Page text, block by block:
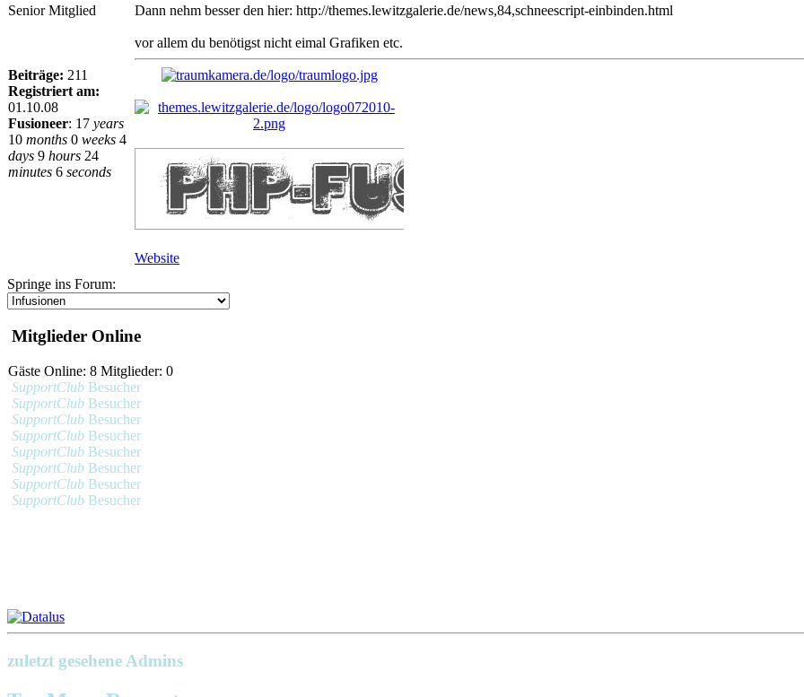
Senior Mitglied
Beiträge: 211
Registriert am:
01.10.08
Fusioneer: 17 years
10 months 0 weeks 4
days 9 hours 24
minutes 6 seconds
Dann nehm besser den hier: http://themes.lewitzgalerie.de/news,84,schneescript-einbinden.html
vor allem du benötigst nicht eimal Grafiken etc.
Website
Springe ins Forum:
Mitglieder Online
Gäste Online: 8 Mitglieder: 0
SupportClub Besucher
SupportClub Besucher
SupportClub Besucher
SupportClub Besucher
SupportClub Besucher
SupportClub Besucher
SupportClub Besucher
SupportClub Besucher
zuletzt gesehene Admins